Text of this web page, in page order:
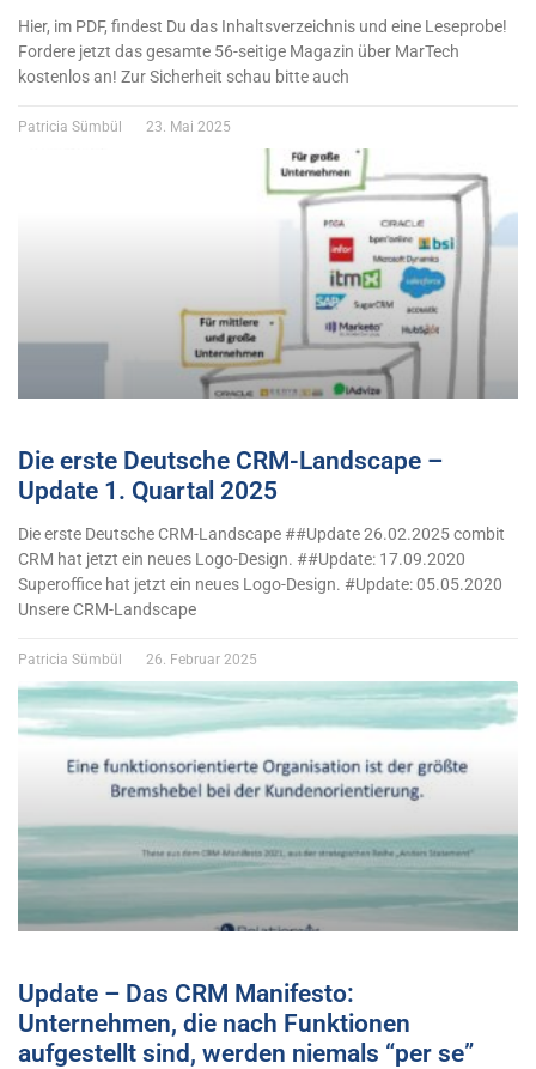
Hier, im PDF, findest Du das Inhaltsverzeichnis und eine Leseprobe!
Fordere jetzt das gesamte 56-seitige Magazin über MarTech
kostenlos an! Zur Sicherheit schau bitte auch
Patricia Sümbül 23. Mai 2025
Die erste Deutsche CRM-Landscape –
Update 1. Quartal 2025
Die erste Deutsche CRM-Landscape ##Update 26.02.2025 combit
CRM hat jetzt ein neues Logo-Design. ##Update: 17.09.2020
Superoffice hat jetzt ein neues Logo-Design. #Update: 05.05.2020
Unsere CRM-Landscape
Patricia Sümbül 26. Februar 2025
Update – Das CRM Manifesto:
Unternehmen, die nach Funktionen
aufgestellt sind, werden niemals “per se”